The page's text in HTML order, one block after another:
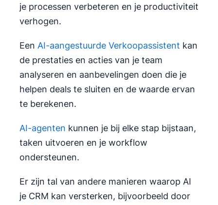
je processen verbeteren en je productiviteit
verhogen.
Een AI-aangestuurde Verkoopassistent kan
de prestaties en acties van je team
analyseren en aanbevelingen doen die je
helpen deals te sluiten en de waarde ervan
te berekenen.
AI-agenten kunnen je bij elke stap bijstaan,
taken uitvoeren en je workflow
ondersteunen.
Er zijn tal van andere manieren waarop AI
je CRM kan versterken, bijvoorbeeld door